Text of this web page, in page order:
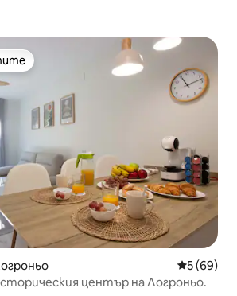
на гостите
Средна
5 (69)
център на Логроньо.